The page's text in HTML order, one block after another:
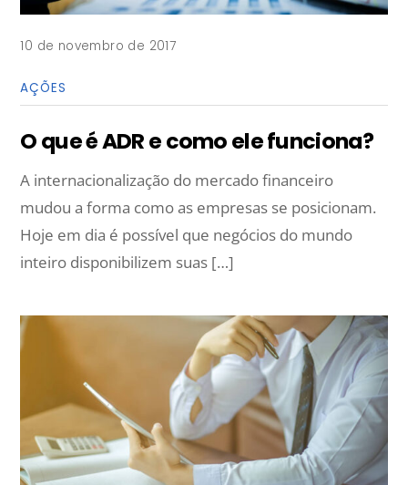
10 de novembro de 2017
AÇÕES
O que é ADR e como ele funciona?
A internacionalização do mercado financeiro
mudou a forma como as empresas se posicionam.
Hoje em dia é possível que negócios do mundo
inteiro disponibilizem suas […]